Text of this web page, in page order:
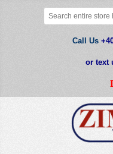
Call Us
or text